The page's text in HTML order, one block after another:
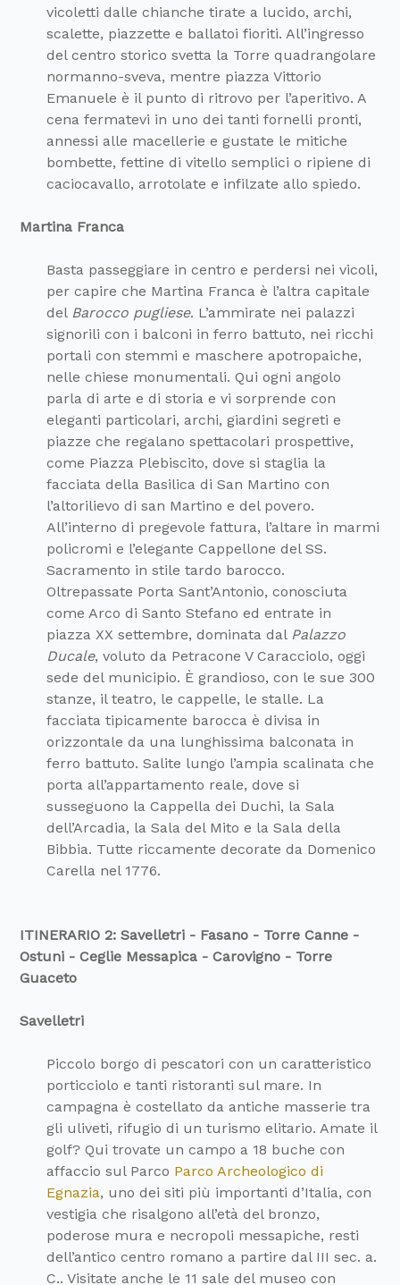
vicoletti dalle chianche tirate a lucido, archi,
scalette, piazzette e ballatoi fioriti. All’ingresso
del centro storico svetta la Torre quadrangolare
normanno-sveva, mentre piazza Vittorio
Emanuele è il punto di ritrovo per l’aperitivo. A
cena fermatevi in uno dei tanti fornelli pronti,
annessi alle macellerie e gustate le mitiche
bombette, fettine di vitello semplici o ripiene di
caciocavallo, arrotolate e infilzate allo spiedo.
Martina Franca
Basta passeggiare in centro e perdersi nei vicoli,
per capire che Martina Franca è l’altra capitale
del Barocco pugliese. L’ammirate nei palazzi
signorili con i balconi in ferro battuto, nei ricchi
portali con stemmi e maschere apotropaiche,
nelle chiese monumentali. Qui ogni angolo
parla di arte e di storia e vi sorprende con
eleganti particolari, archi, giardini segreti e
piazze che regalano spettacolari prospettive,
come Piazza Plebiscito, dove si staglia la
facciata della Basilica di San Martino con
l’altorilievo di san Martino e del povero.
All’interno di pregevole fattura, l’altare in marmi
policromi e l’elegante Cappellone del SS.
Sacramento in stile tardo barocco.
Oltrepassate Porta Sant’Antonio, conosciuta
come Arco di Santo Stefano ed entrate in
piazza XX settembre, dominata dal Palazzo
Ducale, voluto da Petracone V Caracciolo, oggi
sede del municipio. È grandioso, con le sue 300
stanze, il teatro, le cappelle, le stalle. La
facciata tipicamente barocca è divisa in
orizzontale da una lunghissima balconata in
ferro battuto. Salite lungo l’ampia scalinata che
porta all’appartamento reale, dove si
susseguono la Cappella dei Duchi, la Sala
dell’Arcadia, la Sala del Mito e la Sala della
Bibbia. Tutte riccamente decorate da Domenico
Carella nel 1776.
ITINERARIO 2: Savelletri - Fasano - Torre Canne -
Ostuni - Ceglie Messapica - Carovigno - Torre
Guaceto
Savelletri
Piccolo borgo di pescatori con un caratteristico
porticciolo e tanti ristoranti sul mare. In
campagna è costellato da antiche masserie tra
gli uliveti, rifugio di un turismo elitario. Amate il
golf? Qui trovate un campo a 18 buche con
affaccio sul Parco Parco Archeologico di
Egnazia, uno dei siti più importanti d’Italia, con
vestigia che risalgono all’età del bronzo,
poderose mura e necropoli messapiche, resti
dell’antico centro romano a partire dal III sec. a.
C.. Visitate anche le 11 sale del museo con